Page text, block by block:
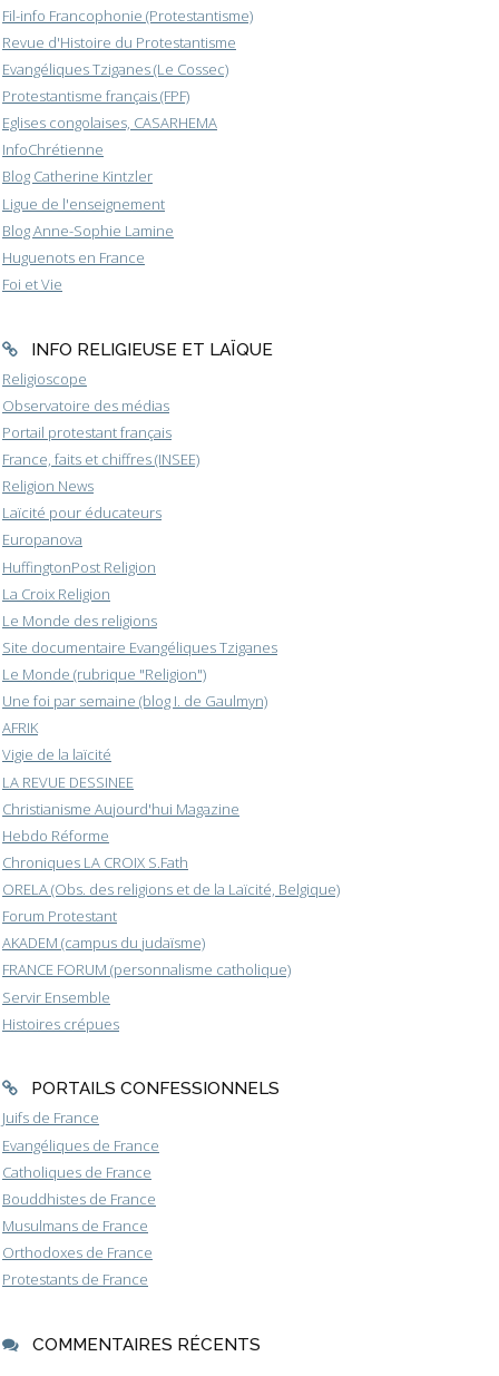
Fil-info Francophonie (Protestantisme)
Revue d'Histoire du Protestantisme
Evangéliques Tziganes (Le Cossec)
Protestantisme français (FPF)
Eglises congolaises, CASARHEMA
InfoChrétienne
Blog Catherine Kintzler
Ligue de l'enseignement
Blog Anne-Sophie Lamine
Huguenots en France
Foi et Vie
INFO RELIGIEUSE ET LAÏQUE
Religioscope
Observatoire des médias
Portail protestant français
France, faits et chiffres (INSEE)
Religion News
Laïcité pour éducateurs
Europanova
HuffingtonPost Religion
La Croix Religion
Le Monde des religions
Site documentaire Evangéliques Tziganes
Le Monde (rubrique "Religion")
Une foi par semaine (blog I. de Gaulmyn)
AFRIK
Vigie de la laïcité
LA REVUE DESSINEE
Christianisme Aujourd'hui Magazine
Hebdo Réforme
Chroniques LA CROIX S.Fath
ORELA (Obs. des religions et de la Laïcité, Belgique)
Forum Protestant
AKADEM (campus du judaïsme)
FRANCE FORUM (personnalisme catholique)
Servir Ensemble
Histoires crépues
PORTAILS CONFESSIONNELS
Juifs de France
Evangéliques de France
Catholiques de France
Bouddhistes de France
Musulmans de France
Orthodoxes de France
Protestants de France
COMMENTAIRES RÉCENTS